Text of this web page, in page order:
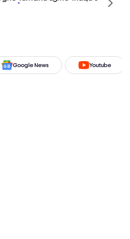
Google News Youtube